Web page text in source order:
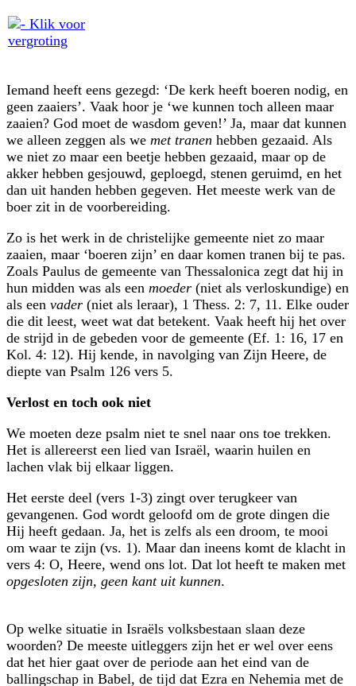
Iemand heeft eens gezegd: ‘De kerk heeft boeren nodig, en
geen zaaiers’. Vaak hoor je ‘we kunnen toch alleen maar
zaaien? God moet de wasdom geven!’ Ja, maar dat kunnen
we alleen zeggen als we met tranen hebben gezaaid. Als
we niet zo maar een beetje hebben gezaaid, maar op de
akker hebben gesjouwd, geploegd, stenen geruimd, en het
dan uit handen hebben gegeven. Het meeste werk van de
boer zit in de voorbereiding.
Zo is het werk in de christelijke gemeente niet zo maar
zaaien, maar ‘boeren zijn’ en daar komen tranen bij te pas.
Zoals Paulus de gemeente van Thessalonica zegt dat hij in
hun midden was als een moeder (niet als verloskundige) en
als een vader (niet als leraar), 1 Thess. 2: 7, 11. Elke ouder
die dit leest, weet wat dat betekent. Vaak heeft hij het over
de strijd in de gebeden voor de gemeente (Ef. 1: 16, 17 en
Kol. 4: 12). Hij kende, in navolging van Zijn Heere, de
diepte van Psalm 126 vers 5.
Verlost en toch ook niet
We moeten deze psalm niet te snel naar ons toe trekken.
Het is allereerst een lied van Israël, waarin huilen en
lachen vlak bij elkaar liggen.
Het eerste deel (vers 1-3) zingt over terugkeer van
gevangenen. God wordt geloofd om de grote dingen die
Hij heeft gedaan. Ja, het is zelfs als een droom, te mooi
om waar te zijn (vs. 1). Maar dan ineens komt de klacht in
vers 4: O, Heere, wend ons lot. Dat lot heeft te maken met
opgesloten zijn, geen kant uit kunnen.
Op welke situatie in Israëls volksbestaan slaan deze
woorden? De meeste uitleggers zijn het er wel over eens
dat het hier gaat over de periode aan het eind van de
ballingschap in Babel, de tijd dat Ezra en Nehemia met de